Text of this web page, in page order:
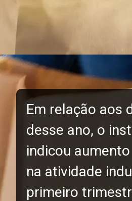
Em relação aos
desse ano, o
indicou aumento
na atividade
primeiro